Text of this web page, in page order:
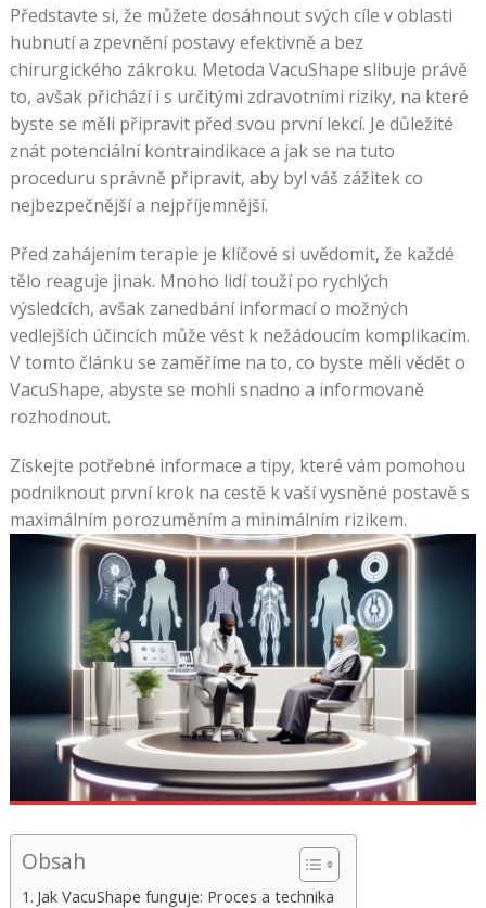
jsou
lidé
na
dovolené
Jak
Vyhrát
Na
Automatu
heslem
černá
bílá
Grand
Casino
Bonus
Bez
Vkladu:
mohou
jediným
otočením
získání
větší
výhry,
která
Představte si, že můžete dosáhnout svých cíle v oblasti
hubnutí a zpevnění postavy efektivně a bez
chirurgického zákroku. Metoda VacuShape slibuje právě
to, avšak přichází i s určitými zdravotními riziky, na které
byste se měli připravit před svou první lekcí. Je důležité
znát potenciální kontraindikace a jak se na tuto
proceduru správně připravit, aby byl váš zážitek co
nejbezpečnější a nejpříjemnější.
Před zahájením terapie je klíčové si uvědomit, že každé
tělo reaguje jinak. Mnoho lidí touží po rychlých
výsledcích, avšak zanedbání informací o možných
vedlejších účincích může vést k nežádoucím komplikacím.
V tomto článku se zaměříme na to, co byste měli vědět o
VacuShape, abyste se mohli snadno a informovaně
rozhodnout.
Získejte potřebné informace a tipy, které vám pomohou
podniknout první krok na cestě k vaší vysněné postavě s
maximálním porozuměním a minimálním rizikem.
Obsah
Jak VacuShape funguje: Proces a technika